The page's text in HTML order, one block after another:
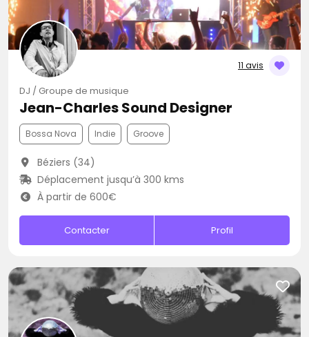
11 avis
DJ / Groupe de musique
Jean-Charles Sound Designer
Bossa Nova Indie Groove
Béziers (34)
Déplacement jusqu’à 300 kms
À partir de 600€
Contacter Profil